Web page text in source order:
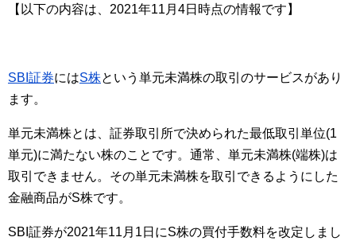
【以下の内容は、2021年11月4日時点の情報です】
SBI証券にはS株という単元未満株の取引のサービスがあり
ます。
単元未満株とは、証券取引所で決められた最低取引単位(1
単元)に満たない株のことです。通常、単元未満株(端株)は
取引できません。その単元未満株を取引できるようにした
金融商品がS株です。
SBI証券が2021年11月1日にS株の買付手数料を改定しまし